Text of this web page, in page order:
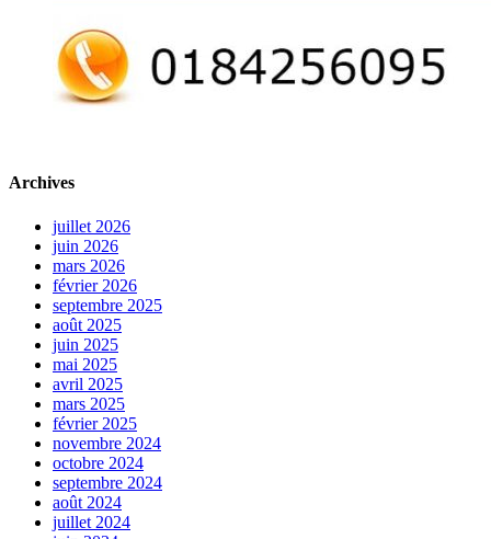
Archives
juillet 2026
juin 2026
mars 2026
février 2026
septembre 2025
août 2025
juin 2025
mai 2025
avril 2025
mars 2025
février 2025
novembre 2024
octobre 2024
septembre 2024
août 2024
juillet 2024